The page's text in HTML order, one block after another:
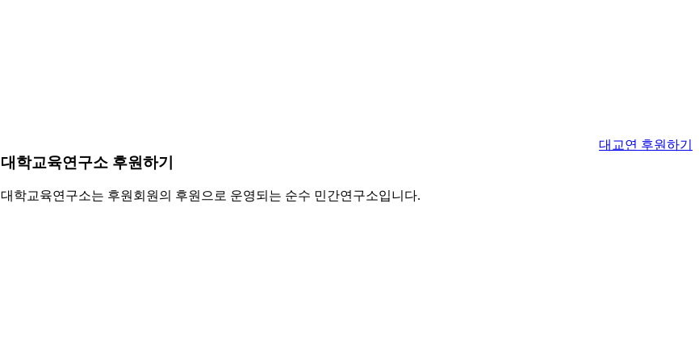
대학교육연구소 후원하기
대학교육연구소는 후원회원의 후원으로 운영되는 순수 민간연구소입니다.
대교연 후원하기